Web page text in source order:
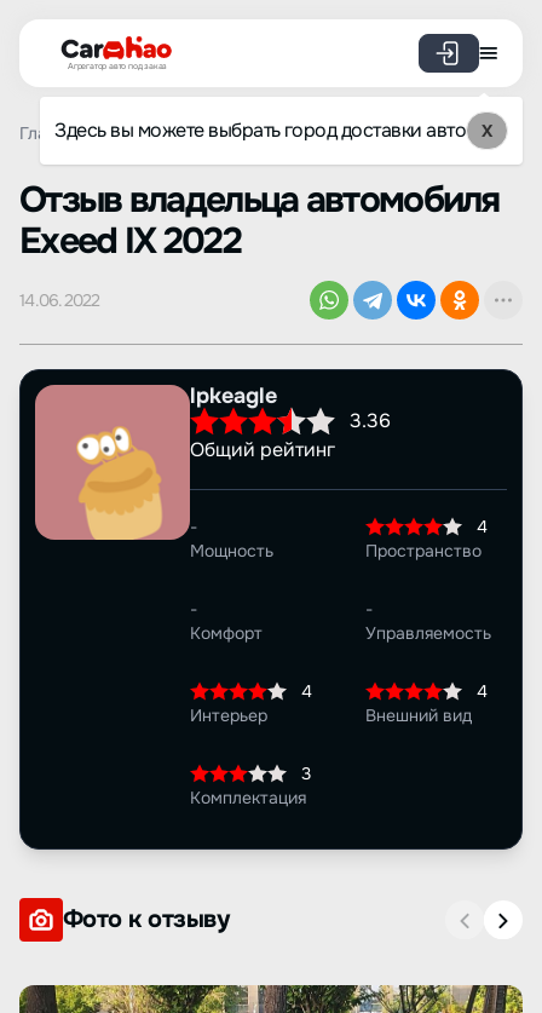
Агрегатор авто под заказ
Здесь вы можете выбрать город доставки авто X
Главная Отзывы Exeed IX Просмотр отзыва
Oтзыв владельца автомобиля
Exeed IX 2022
14.06.2022
lpkeagle
3.36
Общий рейтинг
-
Мощность
4
Пространство
-
Комфорт
-
Управляемость
4
Интерьер
4
Внешний вид
3
Комплектация
Фото к отзыву